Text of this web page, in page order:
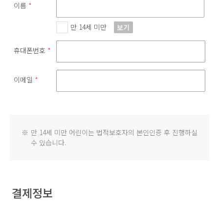
이름 *
만 14세 미만 보기
휴대폰번호 *
이메일 *
※ 만 14세 미만 어린이는 법적보호자의 본인인증 후 진행하실
수 있습니다.
결제정보